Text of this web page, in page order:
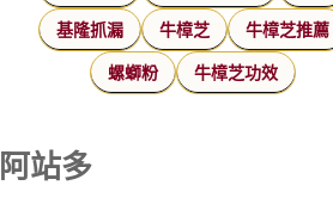
基隆抓漏 牛樟芝 牛樟芝推薦
螺螄粉 牛樟芝功效
阿站多